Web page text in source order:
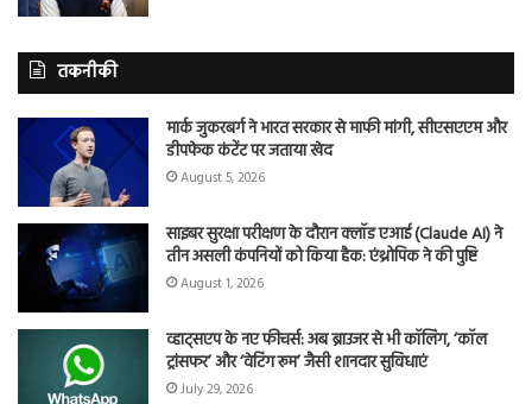
तकनीकी
मार्क जुकरबर्ग ने भारत सरकार से माफी मांगी, सीएसएएम और
डीपफेक कंटेंट पर जताया खेद
August 5, 2026
साइबर सुरक्षा परीक्षण के दौरान क्लॉड एआई (Claude AI) ने
तीन असली कंपनियों को किया हैक: एंथ्रोपिक ने की पुष्टि
August 1, 2026
व्हाट्सएप के नए फीचर्स: अब ब्राउजर से भी कॉलिंग, ‘कॉल
ट्रांसफर’ और ‘वेटिंग रूम’ जैसी शानदार सुविधाएं
July 29, 2026